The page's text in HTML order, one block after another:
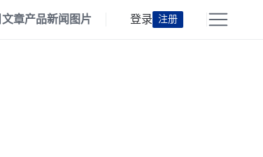
文章产品新闻 图片 登录 注册